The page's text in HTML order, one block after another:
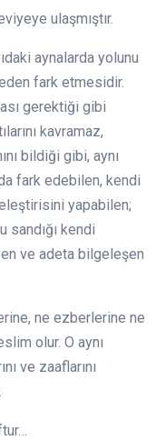
ulaşmıştır.
aynalarda yolunu
fark etmesidir.
gerektiği gibi
kavramaz,
bildiği gibi, aynı
fark edebilen, kendi
eleştirisini yapabilen;
sandığı kendi
ve adeta bilgeleşen
ne ezberlerine ne
olur. O aynı
ve zaaflarını